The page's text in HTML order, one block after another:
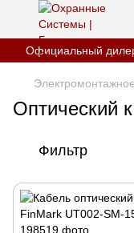
Официальный
Оптический
Фильтр